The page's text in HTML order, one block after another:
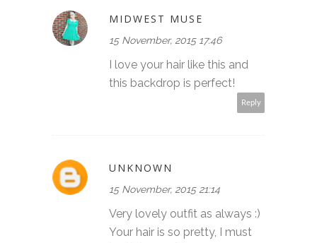
MIDWEST MUSE
15 November, 2015 17:46
I love your hair like this and
this backdrop is perfect!
Reply
UNKNOWN
15 November, 2015 21:14
Very lovely outfit as always :)
Your hair is so pretty, I must